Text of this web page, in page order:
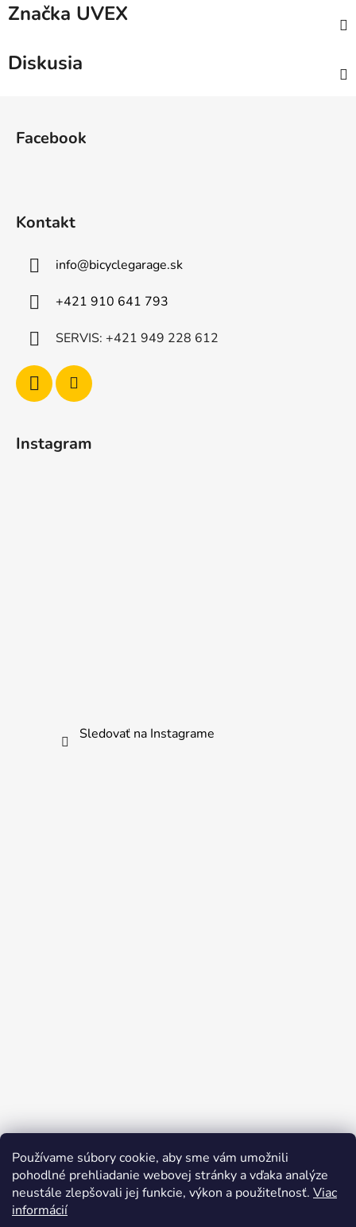
Používame súbory cookie, aby sme vám umožnili
pohodlné prehliadanie webovej stránky a vďaka analýze
neustále zlepšovali jej funkcie, výkon a použiteľnosť. Viac
informácií
Značka UVEX
Diskusia
Facebook
Kontakt
info@bicyclegarage.sk
+421 910 641 793
SERVIS: +421 949 228 612
Instagram
Sledovať na Instagrame